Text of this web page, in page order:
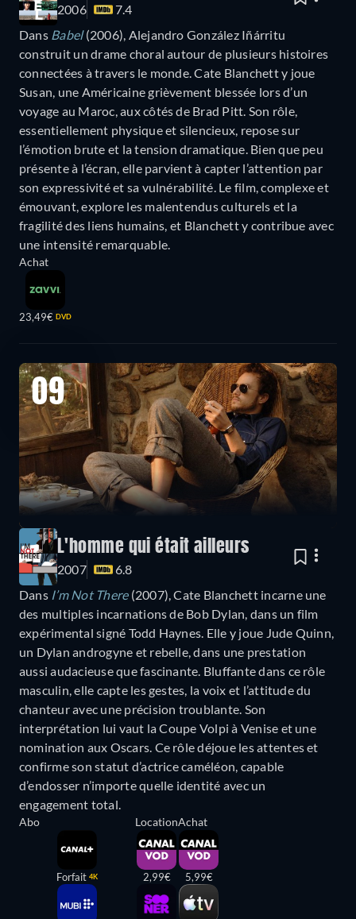
2006
7.4
Dans Babel(2006), Alejandro González Iñárritu
construit un drame choral autour de plusieurs histoires
connectées à travers le monde. Cate Blanchett y joue
Susan, une Américaine grièvement blessée lors d’un
voyage au Maroc, aux côtés de Brad Pitt. Son rôle,
essentiellement physique et silencieux, repose sur
l’émotion brute et la tension dramatique. Bien que peu
présente à l’écran, elle parvient à capter l’attention par
son expressivité et sa vulnérabilité. Le film, complexe et
émouvant, explore les malentendus culturels et la
fragilité des liens humains, et Blanchett y contribue avec
une intensité remarquable.
Achat
23,49€ DVD
09
L'homme qui était ailleurs
2007
6.8
Dans I’m Not There(2007), Cate Blanchett incarne une
des multiples incarnations de Bob Dylan, dans un film
expérimental signé Todd Haynes. Elle y joue Jude Quinn,
un Dylan androgyne et rebelle, dans une prestation
aussi audacieuse que fascinante. Bluffante dans ce rôle
masculin, elle capte les gestes, la voix et l’attitude du
chanteur avec une précision troublante. Son
interprétation lui vaut la Coupe Volpi à Venise et une
nomination aux Oscars. Ce rôle déjoue les attentes et
confirme son statut d’actrice caméléon, capable
d’endosser n’importe quelle identité avec un
engagement total.
Abo
Forfait 4K
Location
2,99€
Achat
5,99€